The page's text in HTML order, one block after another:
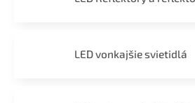
LED vonkajšie svietidlá